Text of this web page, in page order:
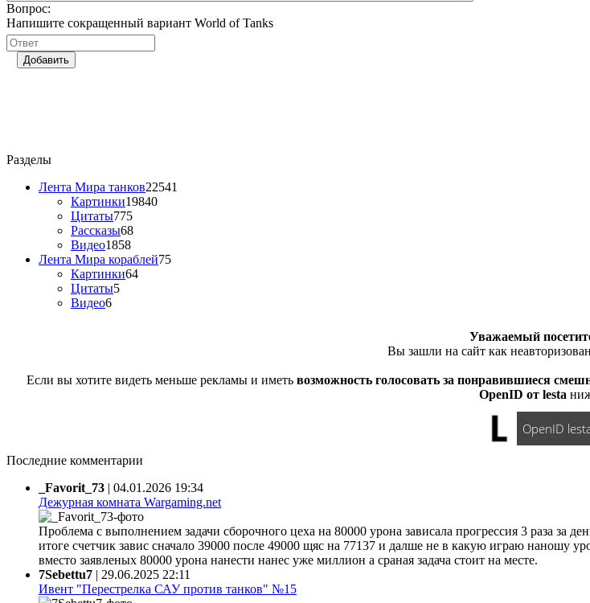
Вопрос:
Напишите сокращенный вариант World of Tanks
Добавить
Разделы
Лента Мира танков22541
Картинки19840
Цитаты775
Рассказы68
Видео1858
Лента Мира кораблей75
Картинки64
Цитаты5
Видео6
Уважаемый
Вы зашли на сайт как
Если вы хотите видеть меньше рекламы и иметь возможность голосовать за понравившиеся
OpenID от lesta
OpenID
Последние комментарии
_Favorit_73 | 04.01.2026 19:34
Дежурная комната Wargaming.net
Проблема с выполнением задачи сборочного цеха на 80000 урона зависала прогрессия 3 раза за
итоге счетчик завис сначало 39000 после 49000 щяс на 77137 и далше не в какую играю наношу
вместо заявленых 80000 урона нанести нанес уже миллион а сраная задача стоит на месте.
7Sebettu7 | 29.06.2025 22:11
Ивент "Перестрелка САУ против танков" №15